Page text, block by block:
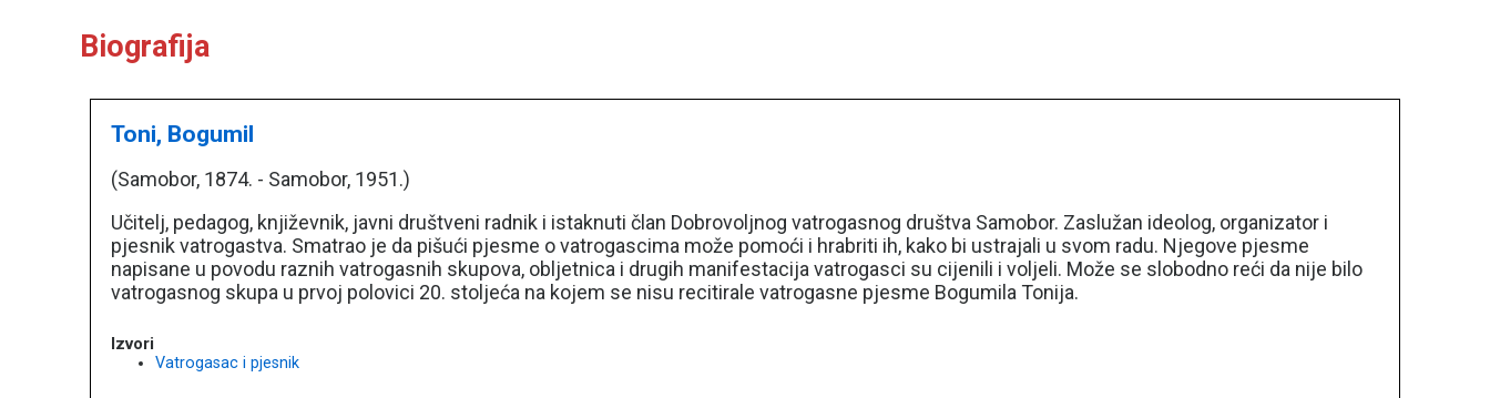
Biografija
Toni, Bogumil
(Samobor, 1874. - Samobor, 1951.)
Učitelj, pedagog, književnik, javni društveni radnik i istaknuti član Dobrovoljnog vatrogasnog društva Samobor. Zaslužan ideolog, organizator i
pjesnik vatrogastva. Smatrao je da pišući pjesme o vatrogascima može pomoći i hrabriti ih, kako bi ustrajali u svom radu. Njegove pjesme
napisane u povodu raznih vatrogasnih skupova, obljetnica i drugih manifestacija vatrogasci su cijenili i voljeli. Može se slobodno reći da nije bilo
vatrogasnog skupa u prvoj polovici 20. stoljeća na kojem se nisu recitirale vatrogasne pjesme Bogumila Tonija.
Izvori
Vatrogasac i pjesnik